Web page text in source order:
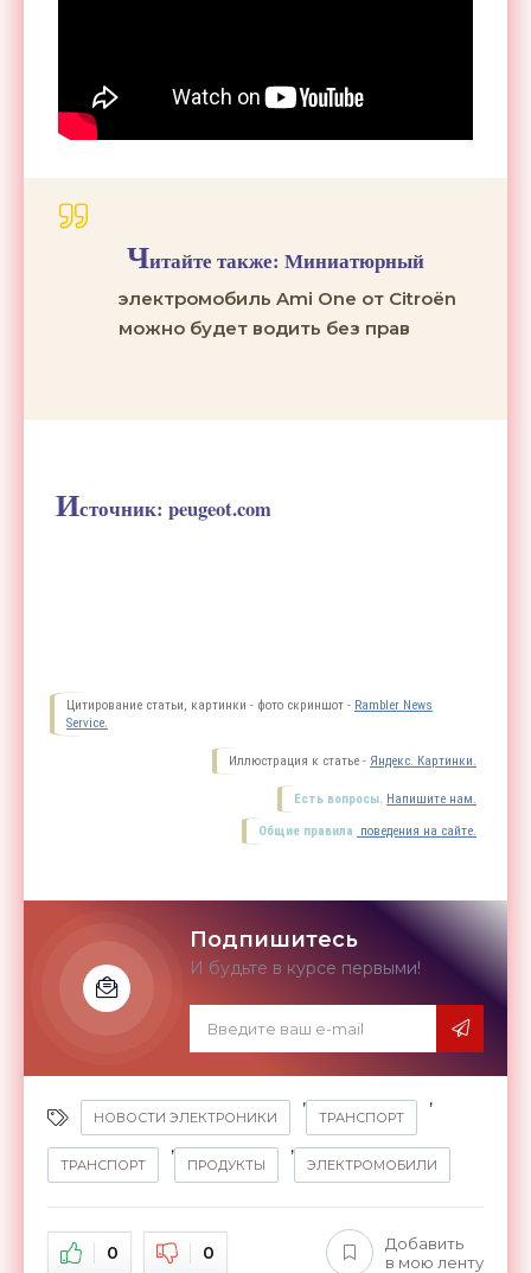
Читайте также: Миниатюрный
электромобиль Ami One от Citroën
можно будет водить без прав
Источник: peugeot.com
Цитирование статьи, картинки - фото скриншот - Rambler News
Service.
Иллюстрация к статье - Яндекс. Картинки.
Есть вопросы. Напишите нам.
Общие правила поведения на сайте.
Подпишитесь
И будьте в курсе первыми!
НОВОСТИ ЭЛЕКТРОНИКИ
,
ТРАНСПОРТ
,
ТРАНСПОРТ
,
ПРОДУКТЫ
,
ЭЛЕКТРОМОБИЛИ
0 0
Добавить
в мою ленту